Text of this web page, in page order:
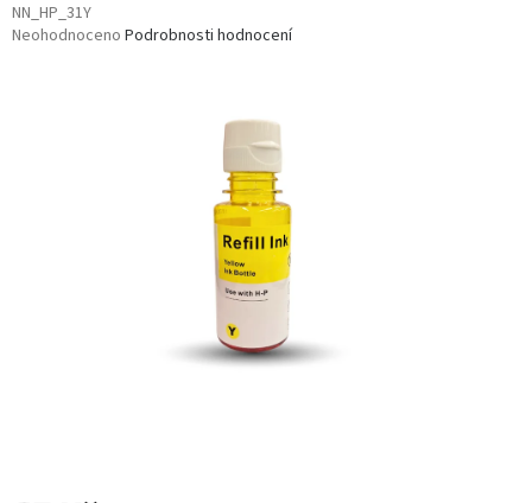
NN_HP_31Y
Průměrné
Neohodnoceno Podrobnosti hodnocení